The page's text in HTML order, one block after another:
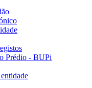
Prédio - BUPi